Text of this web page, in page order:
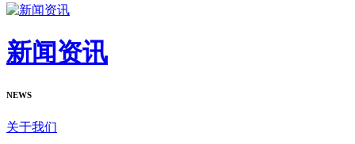
新闻资讯
NEWS
关于我们